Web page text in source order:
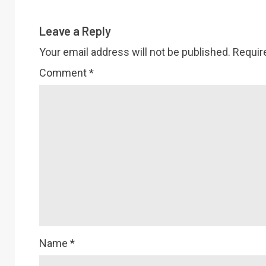
Leave a Reply
Your email address will not be published.
Comment*
Name *